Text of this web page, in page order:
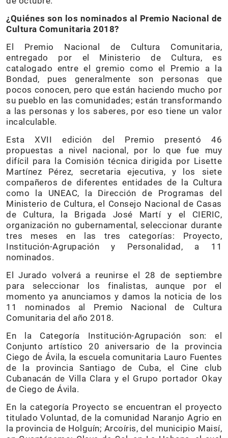
¿Quiénes son los nominados al Premio Nacional de
Cultura Comunitaria 2018?
El Premio Nacional de Cultura Comunitaria,
entregado por el Ministerio de Cultura, es
catalogado entre el gremio como el Premio a la
Bondad, pues generalmente son personas que
pocos conocen, pero que están haciendo mucho por
su pueblo en las comunidades; están transformando
a las personas y los saberes, por eso tiene un valor
incalculable.
Esta XVII edición del Premio presentó 46
propuestas a nivel nacional, por lo que fue muy
difícil para la Comisión técnica dirigida por Lisette
Martínez Pérez, secretaria ejecutiva, y los siete
compañeros de diferentes entidades de la Cultura
como la UNEAC, la Dirección de Programas del
Ministerio de Cultura, el Consejo Nacional de Casas
de Cultura, la Brigada José Martí y el CIERIC,
organización no gubernamental, seleccionar durante
tres meses en las tres categorías: Proyecto,
Institución-Agrupación y Personalidad, a 11
nominados.
El Jurado volverá a reunirse el 28 de septiembre
para seleccionar los finalistas, aunque por el
momento ya anunciamos y damos la noticia de los
11 nominados al Premio Nacional de Cultura
Comunitaria del año 2018.
En la Categoría Institución-Agrupación son: el
Conjunto artístico 20 aniversario de la provincia
Ciego de Ávila, la escuela comunitaria Lauro Fuentes
de la provincia Santiago de Cuba, el Cine club
Cubanacán de Villa Clara y el Grupo portador Okay
de Ciego de Ávila.
En la categoría Proyecto se encuentran el proyecto
titulado Voluntad, de la comunidad Naranjo Agrio en
la provincia de Holguín; Arcoíris, del municipio Maisí,